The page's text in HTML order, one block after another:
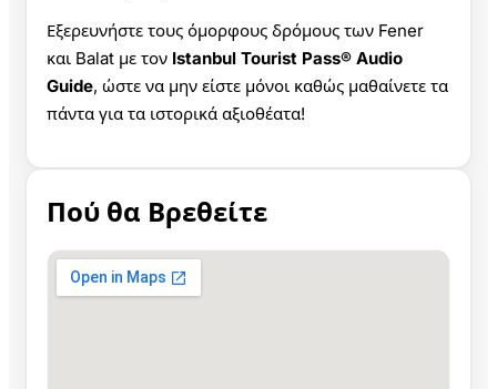
Εξερευνήστε τους όμορφους δρόμους των Fener
και Balat με τον Istanbul Tourist Pass® Audio
Guide, ώστε να μην είστε μόνοι καθώς μαθαίνετε τα
πάντα για τα ιστορικά αξιοθέατα!
Πού θα Βρεθείτε